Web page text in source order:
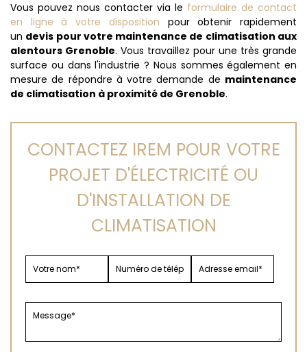
Vous pouvez nous contacter via le formulaire de contact
en ligne à votre disposition pour obtenir rapidement
un devis pour votre maintenance de climatisation aux
alentours Grenoble. Vous travaillez pour une très grande
surface ou dans l'industrie ? Nous sommes également en
mesure de répondre à votre demande de maintenance
de climatisation à proximité de Grenoble.
CONTACTEZ IREM POUR VOTRE
PROJET D'ÉLECTRICITÉ OU
D'INSTALLATION DE
CLIMATISATION